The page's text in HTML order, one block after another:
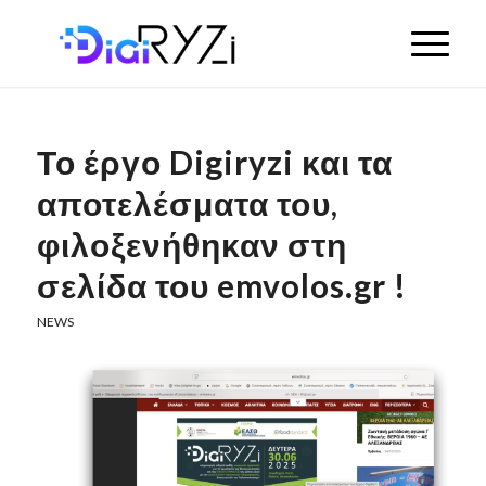
Το έργο Digiryzi και τα
αποτελέσματα του,
φιλοξενήθηκαν στη
σελίδα του emvolos.gr !
NEWS